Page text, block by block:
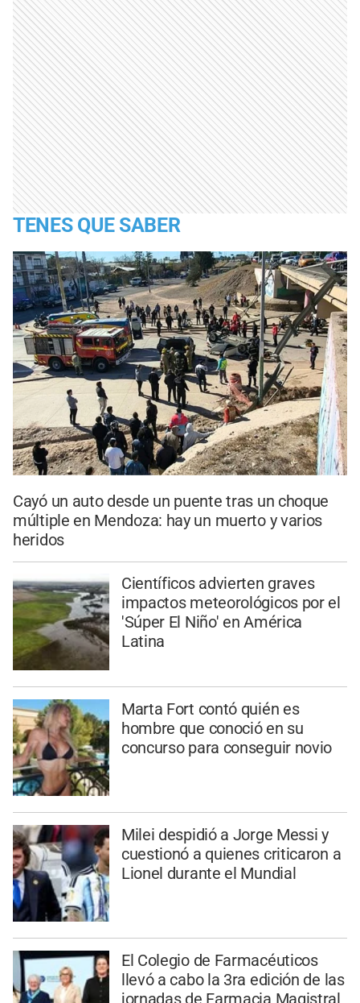
TENES QUE SABER
Cayó un auto desde un puente tras un choque
múltiple en Mendoza: hay un muerto y varios
heridos
Científicos advierten graves
impactos meteorológicos por el
'Súper El Niño' en América
Latina
Marta Fort contó quién es
hombre que conoció en su
concurso para conseguir novio
Milei despidió a Jorge Messi y
cuestionó a quienes criticaron a
Lionel durante el Mundial
El Colegio de Farmacéuticos
llevó a cabo la 3ra edición de las
jornadas de Farmacia Magistral